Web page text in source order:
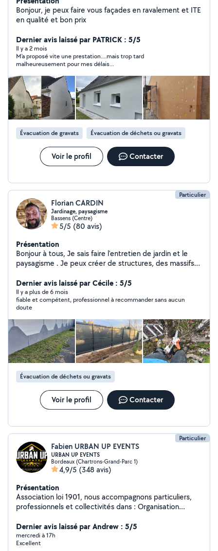
Bonjour, je peux faire vous façades en ravalement et ITE
en qualité et bon prix
Dernier avis laissé par PATRICK : 5/5
Il y a 2 mois
M'a proposé vite une prestation....mais trop tard
malheureusement pour mes délais...
Évacuation de gravats Évacuation de déchets ou gravats
Voir le profil Contacter
Particulier
Florian CARDIN
Jardinage, paysagisme
Bassens (Centre)
5/5 (80 avis)
Présentation
Bonjour à tous, Je sais faire l'entretien de jardin et le
paysagisme . Je peux créer de structures, des massifs
mets en location tout le matériel pour le jardin et
l'entretien de la maison Je sais aussi faire la peinture,
saturateur, lasure et les toits. Tout ça dans la bonne
humeur et avec le sourire. Bonne journée à vous
Dernier avis laissé par Cécile : 5/5
Il y a plus de 6 mois
fiable et compétent, professionnel à recommander sans aucun
doute
Évacuation de déchets ou gravats
Voir le profil Contacter
Particulier
Fabien URBAN UP EVENTS
URBAN UP EVENTS
Bordeaux (Chartrons-Grand-Parc 1)
4,9/5 (348 avis)
Présentation
Association loi 1901, nous accompagnons particuliers,
professionnels et collectivités dans : Organisation
Communication, décoration et création visuelle
Logistique, manutention, transport, enlèvement,
évacuation et prestations diverses Montage de
Dernier avis laissé par Andrew : 5/5
mercredi à 17h
Excellent